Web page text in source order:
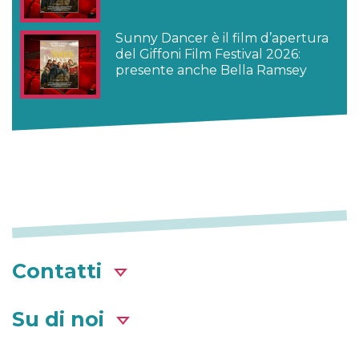
Sunny Dancer è il film d’apertura
del Giffoni Film Festival 2026:
presente anche Bella Ramsey
Contatti
Su di noi